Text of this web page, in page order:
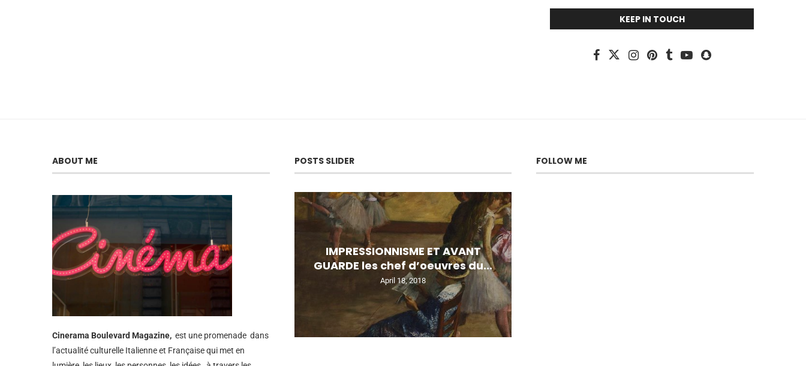
KEEP IN TOUCH
ABOUT ME
Cinerama Boulevard Magazine, est une promenade dans
l’actualité culturelle Italienne et Française qui met en
POSTS SLIDER
IMPRESSIONNISME ET AVANT
GUARDE les chef d’oeuvres du...
April 18, 2018
FOLLOW ME